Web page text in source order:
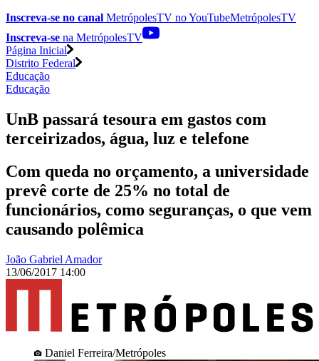
Inscreva-se no canal MetrópolesTV noYouTubeMetrópolesTV
Inscreva-se na MetrópolesTV
Página Inicial
Distrito Federal
Educação
Educação
UnB passará tesoura em gastos com
terceirizados, água, luz e telefone
Com queda no orçamento, a universidade
prevê corte de 25% no total de
funcionários, como seguranças, o que vem
causando polêmica
João Gabriel Amador
13/06/2017 14:00
Daniel Ferreira/Metrópoles